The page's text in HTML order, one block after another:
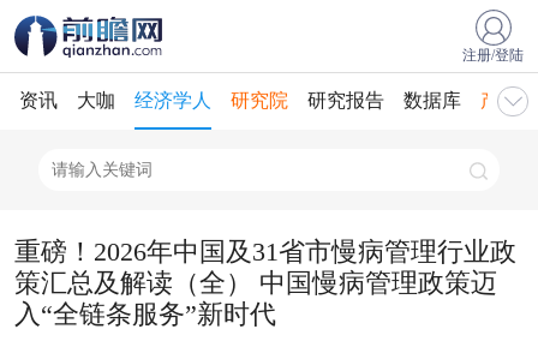
注册/登陆
资讯 大咖 经济学人 研究院 研究报告 数据库 产业
重磅！2026年中国及31省市慢病管理行业政
策汇总及解读（全） 中国慢病管理政策迈
入“全链条服务”新时代